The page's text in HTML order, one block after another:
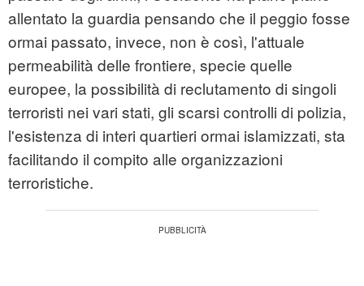
allentato la guardia pensando che il peggio fosse
ormai passato, invece, non è così, l'attuale
permeabilità delle frontiere, specie quelle
europee, la possibilità di reclutamento di singoli
terroristi nei vari stati, gli scarsi controlli di polizia,
l'esistenza di interi quartieri ormai islamizzati, sta
facilitando il compito alle organizzazioni
terroristiche.